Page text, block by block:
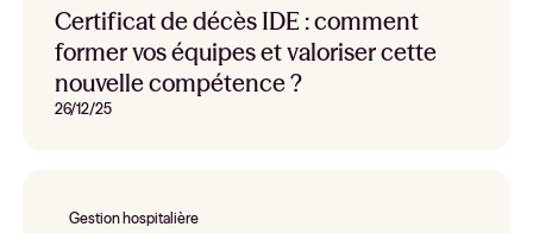
Certificat de décès IDE : comment
former vos équipes et valoriser cette
nouvelle compétence ?
26/12/25
Gestion hospitalière